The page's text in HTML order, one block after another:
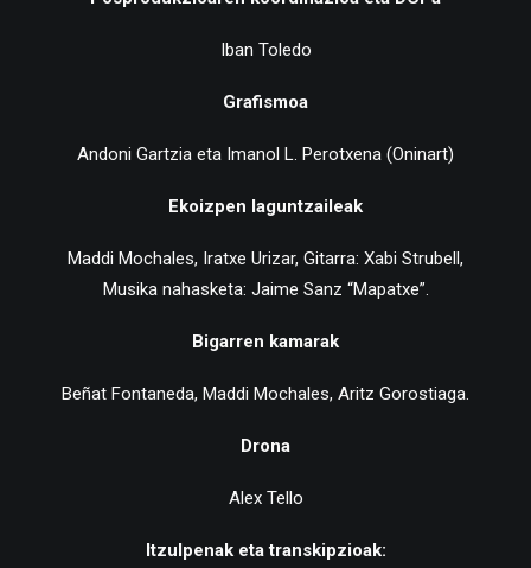
Iban Toledo
Grafismoa
Andoni Gartzia eta Imanol L. Perotxena (Oninart)
Ekoizpen laguntzaileak
Maddi Mochales, Iratxe Urizar, Gitarra: Xabi Strubell,
Musika nahasketa: Jaime Sanz “Mapatxe”.
Bigarren kamarak
Beñat Fontaneda, Maddi Mochales, Aritz Gorostiaga.
Drona
Alex Tello
Itzulpenak eta transkipzioak: